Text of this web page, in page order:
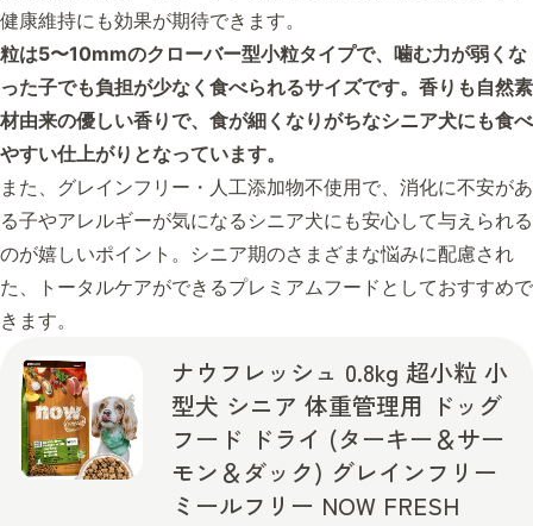
健康維持にも効果が期待できます。
粒は5〜10mmのクローバー型小粒タイプで、噛む力が弱くな
った子でも負担が少なく食べられるサイズです。香りも自然素
材由来の優しい香りで、食が細くなりがちなシニア犬にも食べ
やすい仕上がりとなっています。
また、グレインフリー・人工添加物不使用で、消化に不安があ
る子やアレルギーが気になるシニア犬にも安心して与えられる
のが嬉しいポイント。シニア期のさまざまな悩みに配慮され
た、トータルケアができるプレミアムフードとしておすすめで
きます。
ナウフレッシュ 0.8kg 超小粒 小
型犬 シニア 体重管理用 ドッグ
フード ドライ (ターキー＆サー
モン＆ダック) グレインフリー
ミールフリー NOW FRESH